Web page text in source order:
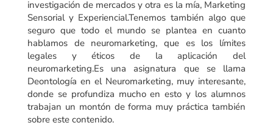
investigación de mercados y otra es la mía, Marketing
Sensorial y Experiencial.Tenemos también algo que
seguro que todo el mundo se plantea en cuanto
hablamos de neuromarketing, que es los límites
legales y éticos de la aplicación del
neuromarketing.Es una asignatura que se llama
Deontología en el Neuromarketing, muy interesante,
donde se profundiza mucho en esto y los alumnos
trabajan un montón de forma muy práctica también
sobre este contenido.